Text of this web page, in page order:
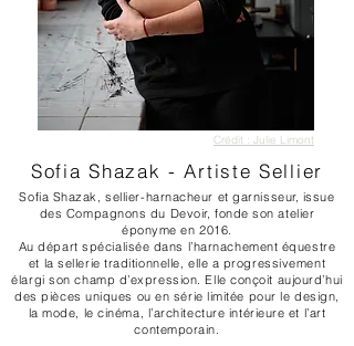
Crédit : Julie Limont
Sofia Shazak - Artiste Sellier
Sofia Shazak, sellier-harnacheur et garnisseur, issue
des Compagnons du Devoir, fonde son atelier
éponyme en 2016.
Au départ spécialisée dans l’harnachement équestre
et la sellerie traditionnelle, elle a progressivement
élargi son champ d’expression. Elle conçoit aujourd’hui
des pièces uniques ou en série limitée pour le design,
la mode, le cinéma, l’architecture intérieure et l’art
contemporain.